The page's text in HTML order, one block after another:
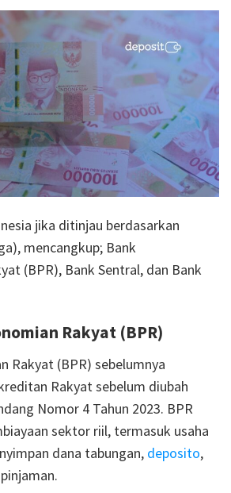
jika ditinjau berdasarkan
mencangkup; Bank
(BPR), Bank Sentral, dan Bank
Rakyat (BPR)
Rakyat (BPR) sebelumnya
Rakyat sebelum diubah
Nomor 4 Tahun 2023. BPR
sektor riil, termasuk usaha
dana tabungan, deposito,